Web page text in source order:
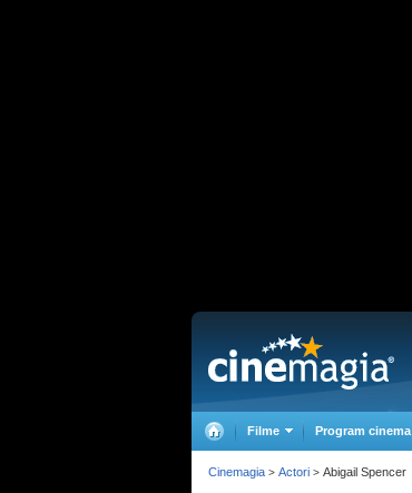
Filme Program cinema
Cinemagia > Actori > Abigail Spencer